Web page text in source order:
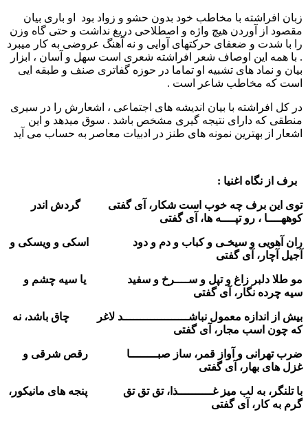
زبان افراشته با مخاطب خود بدون حشو و زواد بود او باری بیان
مقصود از آوردن هیچ واژه و اصطلاحی دریغ نداشت و حتی گاه وزن
را با شدت و ضعفای حرکتهای آوایی و نه آهنگ عروضی به کار میبرد
. با همه این اوصاف شعر افراشته شعری است سهل و آسان ، ابزار
بیان و نماد های تشبیه او تماما در حوزه گفاتری صنف و طبقه ایی
است که مخاطب شاعر است .
در کل افراشته با بیان اندیشه های اجتماعی ، اشعارش را در سیری
منطقی که دارای نتیجه گیری مشخص باشد . سوق میدهد و این
اشعار از بهترین نمونه های طنز در ادبیات معاصر به حساب می آید
برف از نگاه اغنیا :
توی این برف چه خوب است شکار، آی گفتی گردش اندر
کوههــــا ، رو تپــــه ها، آی گفتی
ران آهویی و سیخـی و کباب و دم و دود
اسکی و ویسکی و
آجیل آچار، آی گفتی
مو طلا دلبر زاغ و تپل و ســــرخ و سفید
یا سیه چشم و
سیه چرده نگار، آی گفتی
بیش از اندازه معمول نباشـــــــــــــــــــد لاغر چاق باشد، نه
که چون اسب مجار، آی گفتی
ضرب تهرانی و آواز قمر، ساز صبــــــــا رقص شرقی و
غزل های بهار، آی گفتی
با تلنگر، به لب میز غــــــــــذا، تق تق تق پنجه های مانیکور،
گرم به کار، آی گفتی